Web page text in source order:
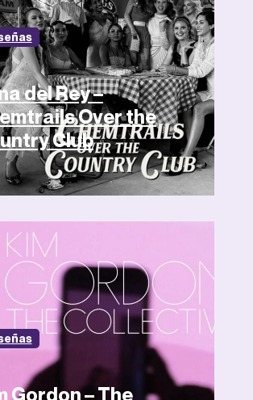
del Rey –
Over the
Club
Gordon – The